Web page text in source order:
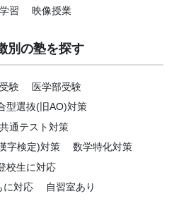
習 映像授業
別の塾を探す
験
医学部受験
型選抜(旧AO)対策
共通テスト対策
字検定)対策
数学特化対策
校生に対応
に対応
自習室あり